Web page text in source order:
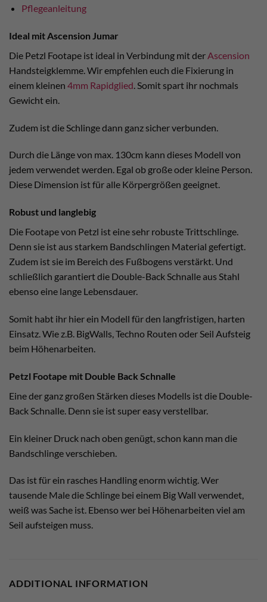
Pflegeanleitung
Ideal mit Ascension Jumar
Die Petzl Footape ist ideal in Verbindung mit derAscension
Handsteigklemme. Wir empfehlen euch die Fixierung in
einem kleinen 4mm Rapidglied. Somit spart ihr nochmals
Gewicht ein.
Zudem ist die Schlinge dann ganz sicher verbunden.
Durch die Länge von max. 130cm kann dieses Modell von
jedem verwendet werden. Egal ob große oder kleine Person.
Diese Dimension ist für alle Körpergrößen geeignet.
Robust und langlebig
Die Footape von Petzl ist eine sehr robuste Trittschlinge.
Denn sie ist aus starkem Bandschlingen Material gefertigt.
Zudem ist sie im Bereich des Fußbogens verstärkt. Und
schließlich garantiert die Double-Back Schnalle aus Stahl
ebenso eine lange Lebensdauer.
Somit habt ihr hier ein Modell für den langfristigen, harten
Einsatz. Wie z.B. BigWalls, Techno Routen oder Seil Aufsteig
beim Höhenarbeiten.
Petzl Footape mit Double Back Schnalle
Eine der ganz großen Stärken dieses Modells ist die Double-
Back Schnalle. Denn sie ist super easy verstellbar.
Ein kleiner Druck nach oben genügt, schon kann man die
Bandschlinge verschieben.
Das ist für ein rasches Handling enorm wichtig. Wer
tausende Male die Schlinge bei einem Big Wall verwendet,
weiß was Sache ist. Ebenso wer bei Höhenarbeiten viel am
Seil aufsteigen muss.
ADDITIONAL INFORMATION